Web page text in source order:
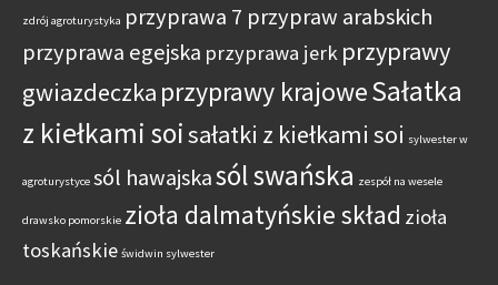
zdrój agroturystyka przyprawa 7 przypraw arabskich
przyprawa egejska przyprawa jerk przyprawy
gwiazdeczka przyprawy krajoweSałatka
z kiełkami soisałatki z kiełkami soi sylwester w
agroturystyce sól hawajskasól swańska zespół na wesele
drawsko pomorskie zioła dalmatyńskie skład zioła
toskańskie świdwin sylwester